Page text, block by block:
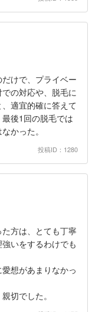
けで、プライベー
の対応や、脱毛に
適宜的確に答えて
後1回の脱毛では
かった。
投稿ID：1280
方は、とても丁寧
いをするわけでも
想があまりなかっ
切でした。